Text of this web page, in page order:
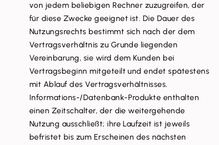
von jedem beliebigen Rechner zuzugreifen, der
für diese Zwecke geeignet ist. Die Dauer des
Nutzungsrechts bestimmt sich nach der dem
Vertragsverhältnis zu Grunde liegenden
Vereinbarung, sie wird dem Kunden bei
Vertragsbeginn mitgeteilt und endet spätestens
mit Ablauf des Vertragsverhältnisses.
Informations-/Datenbank-Produkte enthalten
einen Zeitschalter, der die weitergehende
Nutzung ausschließt; ihre Laufzeit ist jeweils
befristet bis zum Erscheinen des nächsten